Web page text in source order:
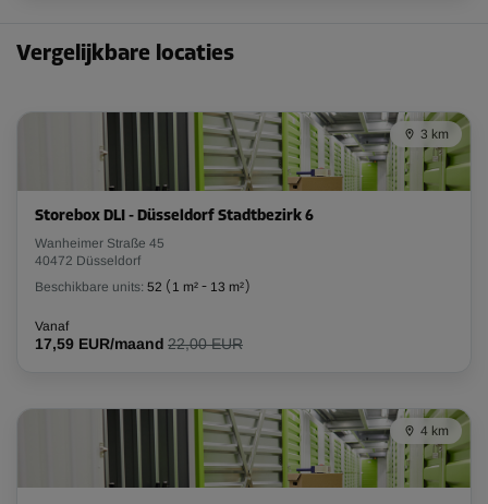
Vergelijkbare locaties
3 km
Storebox DLI - Düsseldorf Stadtbezirk 6
Wanheimer Straße 45
40472 Düsseldorf
Beschikbare units: 52 ( 1 m² - 13 m²)
Vanaf
17,59 EUR/maand 22,00 EUR
4 km